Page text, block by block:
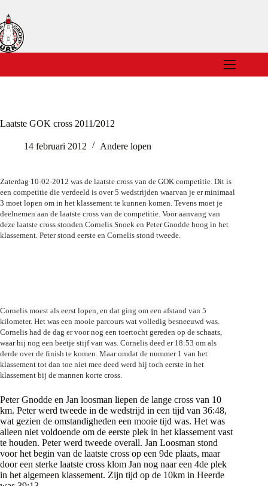
naar
de
inhoud
Laatste GOK cross 2011/2012
14 februari 2012 Andere lopen
Zaterdag 10-02-2012 was de laatste cross van de GOK competitie. Dit is
een competitie die verdeeld is over 5 wedstrijden waarvan je er minimaal
3 moet lopen om in het klassement te kunnen komen. Tevens moet je
deelnemen aan de laatste cross van de competitie. Voor aanvang van
deze laatste cross stonden Cornelis Snoek en Peter Gnodde hoog in het
klassement. Peter stond eerste en Cornelis stond tweede.
Cornelis moest als eerst lopen, en dat ging om een afstand van 5
kilometer. Het was een mooie parcours wat volledig besneeuwd was.
Cornelis had de dag er voor nog een toertocht gereden op de schaats,
waar hij nog een beetje stijf van was. Cornelis deed er 18:53 om als
derde over de finish te komen. Maar omdat de nummer 1 van het
klassement tot dan toe niet mee deed werd hij toch eerste in het
klassement bij de mannen korte cross.
Peter Gnodde en Jan loosman liepen de lange cross van 10
km. Peter werd tweede in de wedstrijd in een tijd van 36:48,
wat gezien de omstandigheden een mooie tijd was. Het was
alleen niet voldoende om de eerste plek in het klassement vast
te houden. Peter werd tweede overall. Jan Loosman stond
voor het begin van de laatste cross op een 9de plaats, maar
door een sterke laatste cross klom Jan nog naar een 4de plek
in het algemeen klassement. Zijn tijd op de 10km in Heerde